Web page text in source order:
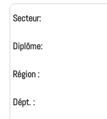
Secteur:
Diplôme:
Région :
Dépt. :